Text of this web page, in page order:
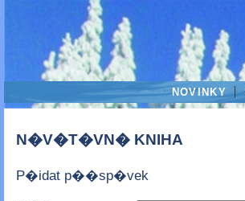
NOVINKY
N�V�T�VN� KNIHA
P�idat p��sp�vek